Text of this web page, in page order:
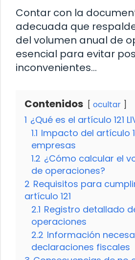
Contar con la
adecuada que
del volumen anual de
esencial para evitar
inconvenientes…
Contenidos ocultar
1 ¿Qué es el artículo 121
1.1 Impacto del artículo
empresas
1.2 ¿Cómo calcular el
de operaciones?
2 Requisitos para
artículo 121
2.1 Registro detallado
operaciones
2.2 Información
declaraciones fiscales